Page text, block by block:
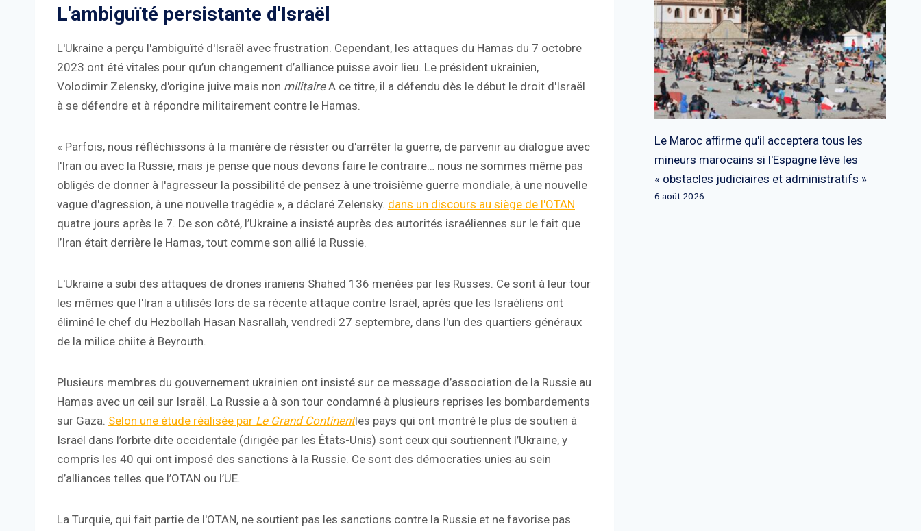
L'ambiguïté persistante d'Israël
L'Ukraine a perçu l'ambiguïté d'Israël avec frustration. Cependant, les attaques du Hamas du 7 octobre
2023 ont été vitales pour qu’un changement d’alliance puisse avoir lieu. Le président ukrainien,
Volodimir Zelensky, d'origine juive mais non militaireA ce titre, il a défendu dès le début le droit d'Israël
à se défendre et à répondre militairement contre le Hamas.
« Parfois, nous réfléchissons à la manière de résister ou d'arrêter la guerre, de parvenir au dialogue avec
l'Iran ou avec la Russie, mais je pense que nous devons faire le contraire… nous ne sommes même pas
obligés de donner à l'agresseur la possibilité de pensez à une troisième guerre mondiale, à une nouvelle
vague d'agression, à une nouvelle tragédie », a déclaré Zelensky. dans un discours au siège de l'OTAN
quatre jours après le 7. De son côté, l’Ukraine a insisté auprès des autorités israéliennes sur le fait que
l’Iran était derrière le Hamas, tout comme son allié la Russie.
L'Ukraine a subi des attaques de drones iraniens Shahed 136 menées par les Russes. Ce sont à leur tour
les mêmes que l'Iran a utilisés lors de sa récente attaque contre Israël, après que les Israéliens ont
éliminé le chef du Hezbollah Hasan Nasrallah, vendredi 27 septembre, dans l'un des quartiers généraux
de la milice chiite à Beyrouth.
Plusieurs membres du gouvernement ukrainien ont insisté sur ce message d’association de la Russie au
Hamas avec un œil sur Israël. La Russie a à son tour condamné à plusieurs reprises les bombardements
sur Gaza. Selon une étude réalisée par Le Grand Continentles pays qui ont montré le plus de soutien à
Israël dans l’orbite dite occidentale (dirigée par les États-Unis) sont ceux qui soutiennent l’Ukraine, y
compris les 40 qui ont imposé des sanctions à la Russie. Ce sont des démocraties unies au sein
d’alliances telles que l’OTAN ou l’UE.
La Turquie, qui fait partie de l'OTAN, ne soutient pas les sanctions contre la Russie et ne favorise pas
Le Maroc affirme qu'il acceptera tous les
mineurs marocains si l'Espagne lève les
« obstacles judiciaires et administratifs »
6 août 2026